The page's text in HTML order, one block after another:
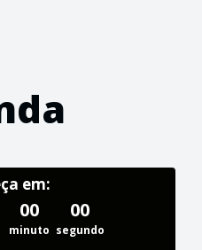
em:
00
minuto
00
segundo